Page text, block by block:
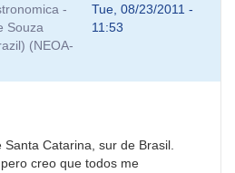
-
Souza
(NEOA-
Tue, 08/23/2011 -
11:53
Catarina, sur de Brasil.
creo que todos me